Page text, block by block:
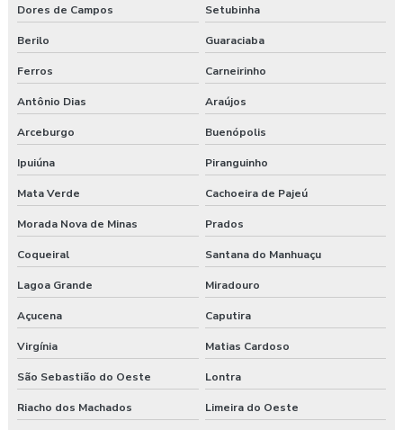
Dores de Campos Setubinha
Berilo Guaraciaba
Ferros Carneirinho
Antônio Dias Araújos
Arceburgo Buenópolis
Ipuiúna Piranguinho
Mata Verde Cachoeira de Pajeú
Morada Nova de Minas Prados
Coqueiral Santana do Manhuaçu
Lagoa Grande Miradouro
Açucena Caputira
Virgínia Matias Cardoso
São Sebastião do Oeste Lontra
Riacho dos Machados Limeira do Oeste